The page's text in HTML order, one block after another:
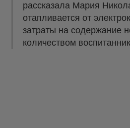
рассказала Мария
отапливается от
затраты на содержание
количеством